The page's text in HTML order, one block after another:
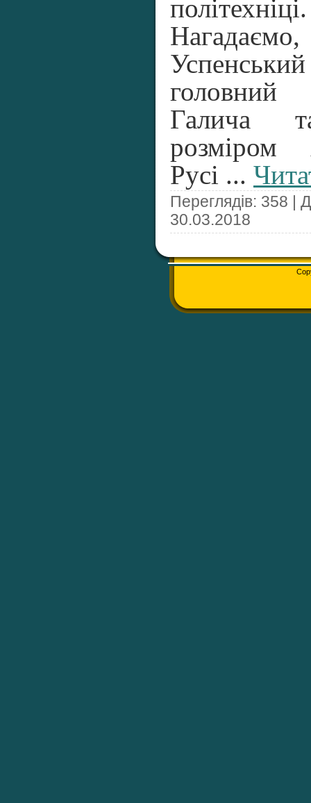
політехніці.
Галича
розміром
Русі ...
Переглядів: 358 |
30.03.2018